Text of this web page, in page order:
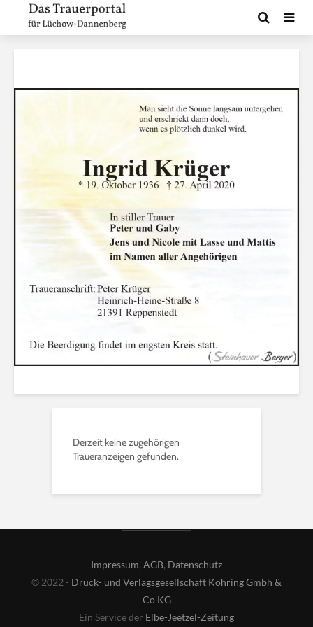
Derzeit keine zugehörigen
Traueranzeigen gefunden.
Impressum, AGB, Datenschutz
© 2022 - Druck- und Verlagsgesellschaft Köhring Gmbh &
Co KG
Ein Service der Elbe-Jeetzel-Zeitung